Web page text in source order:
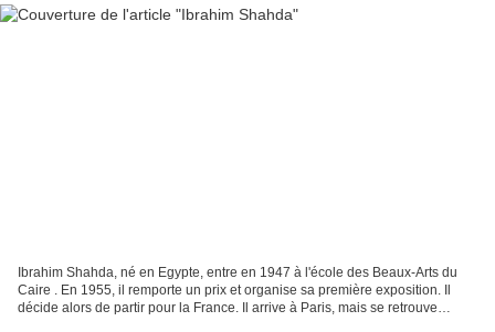
Ibrahim Shahda, né en Egypte, entre en 1947 à l'école des Beaux-Arts du
Caire . En 1955, il remporte un prix et organise sa première exposition. Il
décide alors de partir pour la France. Il arrive à Paris, mais se retrouve